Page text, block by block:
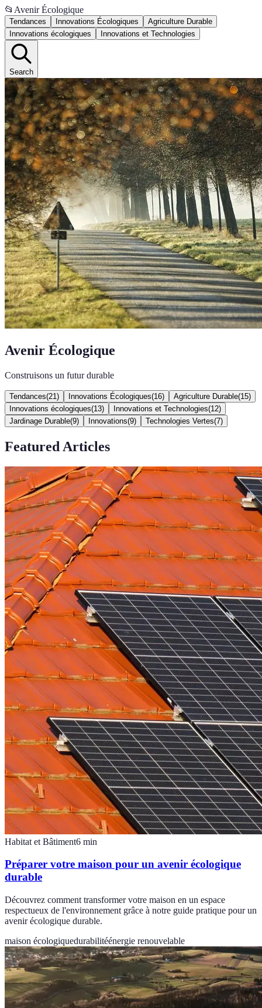
📂 Avenir Écologique
Tendances Innovations Écologiques
Agriculture Durable
Innovations écologiques
Innovations et Technologies
Search
Avenir Écologique
Construisons un futur durable
Tendances(21 ) Innovations Écologiques(16) Agriculture Durable(15)
Innovations écologiques(13) Innovations et Technologies(12)
Jardinage Durable(9) Innovations(9) Technologies Vertes(7)
Featured Articles
Habitat et Bâtiment6 min
Préparer votre maison pour un avenir écologique
durable
Découvrez comment transformer votre maison en un espace
respectueux de l'environnement grâce à notre guide pratique pour un
avenir écologique durable.
maison écologiquedurabilitéénergie renouvelable